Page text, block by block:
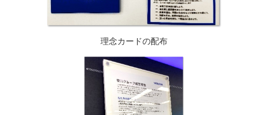
理念カードの配布